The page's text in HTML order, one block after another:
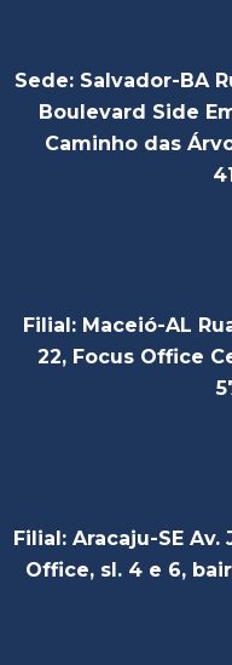
Sede: Salvador-BA
Boulevard Side
Caminho das
Filial: Maceió-AL
22, Focus Office
Filial: Aracaju-SE Av.
Office, sl. 4 e 6,